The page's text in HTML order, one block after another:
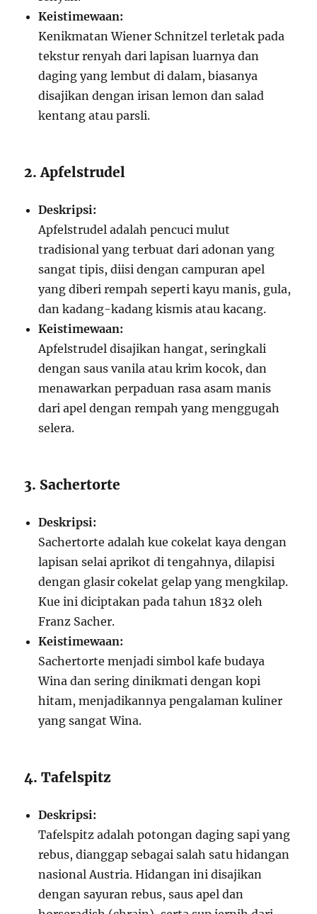
Keistimewaan:
Kenikmatan Wiener Schnitzel terletak pada
tekstur renyah dari lapisan luarnya dan
daging yang lembut di dalam, biasanya
disajikan dengan irisan lemon dan salad
kentang atau parsli.
2. Apfelstrudel
Deskripsi:
Apfelstrudel adalah pencuci mulut
tradisional yang terbuat dari adonan yang
sangat tipis, diisi dengan campuran apel
yang diberi rempah seperti kayu manis, gula,
dan kadang-kadang kismis atau kacang.
Keistimewaan:
Apfelstrudel disajikan hangat, seringkali
dengan saus vanila atau krim kocok, dan
menawarkan perpaduan rasa asam manis
dari apel dengan rempah yang menggugah
selera.
3. Sachertorte
Deskripsi:
Sachertorte adalah kue cokelat kaya dengan
lapisan selai aprikot di tengahnya, dilapisi
dengan glasir cokelat gelap yang mengkilap.
Kue ini diciptakan pada tahun 1832 oleh
Franz Sacher.
Keistimewaan:
Sachertorte menjadi simbol kafe budaya
Wina dan sering dinikmati dengan kopi
hitam, menjadikannya pengalaman kuliner
yang sangat Wina.
4. Tafelspitz
Deskripsi:
Tafelspitz adalah potongan daging sapi yang
rebus, dianggap sebagai salah satu hidangan
nasional Austria. Hidangan ini disajikan
dengan sayuran rebus, saus apel dan